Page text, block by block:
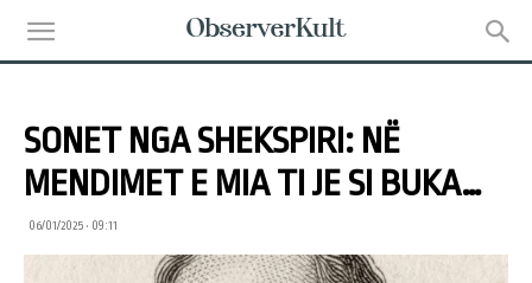
SONET NGA SHEKSPIRI: NË
MENDIMET E MIA TI JE SI BUKA…
06/01/2025 • 09:11